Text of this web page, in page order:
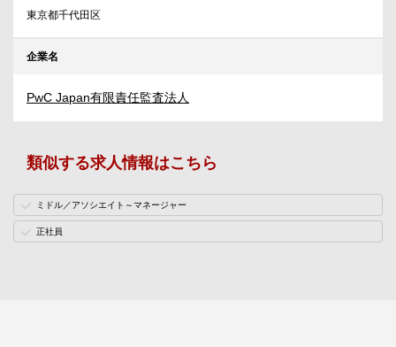
東京都千代田区
企業名
PwC Japan有限責任監査法人
類似する求人情報はこちら
ミドル／アソシエイト～マネージャー
正社員